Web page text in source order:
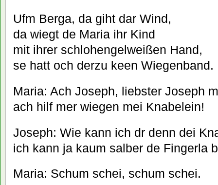
Ufm Berga, da giht dar Wind,
da wiegt de Maria ihr Kind
mit ihrer schlohengelweißen Hand,
se hatt och derzu keen Wiegenband.
Maria: Ach Joseph, liebster Joseph
ach hilf mer wiegen mei Knabelein!
Joseph: Wie kann ich dr denn dei
ich kann ja kaum salber de Fingerla
Maria: Schum schei, schum schei.